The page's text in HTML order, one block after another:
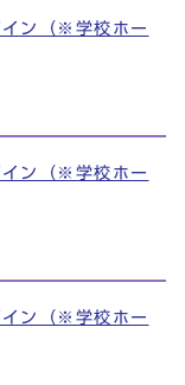
イン（※学校ホー
イン（※学校ホー
イン（※学校ホー